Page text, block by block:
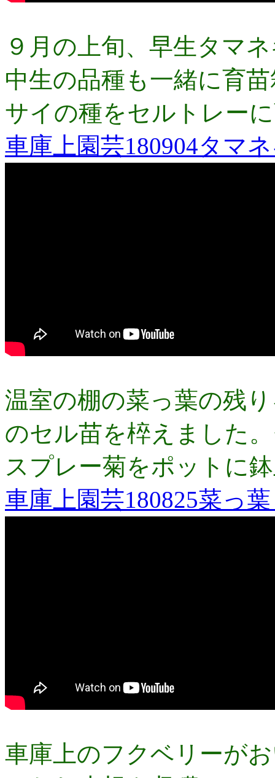
９月の上旬、早生タマ
中生の品種も一緒に育
サイの種をセルトレー
車庫上園芸180904タマ
温室の棚の菜っ葉の残
のセル苗を椊えました
スプレー菊をポットに
車庫上園芸180825菜っ
車庫上のフクベリーが